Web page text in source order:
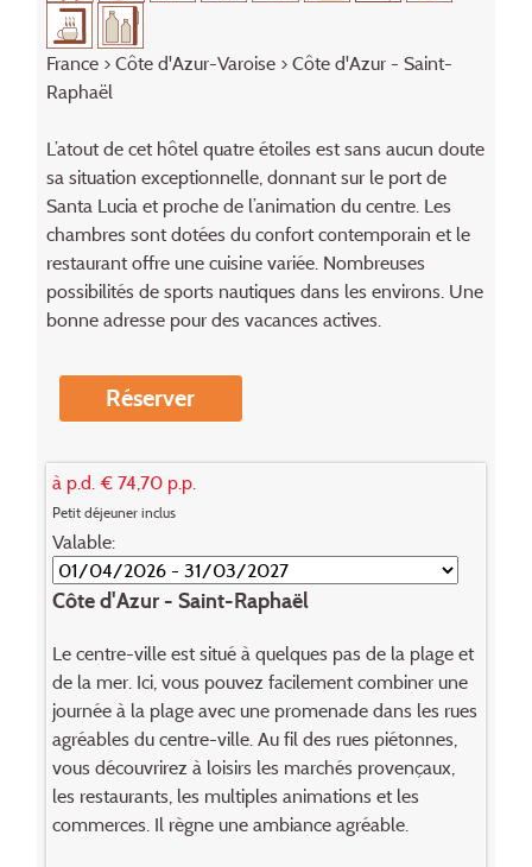
France> Côte d'Azur-Varoise> Côte d'Azur - Saint-
Raphaël
L’atout de cet hôtel quatre étoiles est sans aucun doute
sa situation exceptionnelle, don­nant sur le port de
Santa Lucia et proche de l’animation du centre. Les
chambres sont dotées du con­fort contemporain et le
restaurant offre une cuisine variée. Nombreuses
possibilités de sports nautiques dans les environs. Une
bonne adresse pour des vacances actives.
Réserver
à p.d. € 74,70 p.p.
Petit déjeuner inclus
Valable:
Côte d'Azur - Saint-Raphaël
Le centre-ville est situé à quelques pas de la plage et
de la mer. Ici, vous pouvez facilement combiner une
journée à la plage avec une promenade dans les rues
agréables du centre-ville. Au fil des rues piétonnes,
vous découvrirez à loisirs les marchés provençaux,
les restaurants, les multiples animations et les
commerces. Il règne une ambiance agréable.